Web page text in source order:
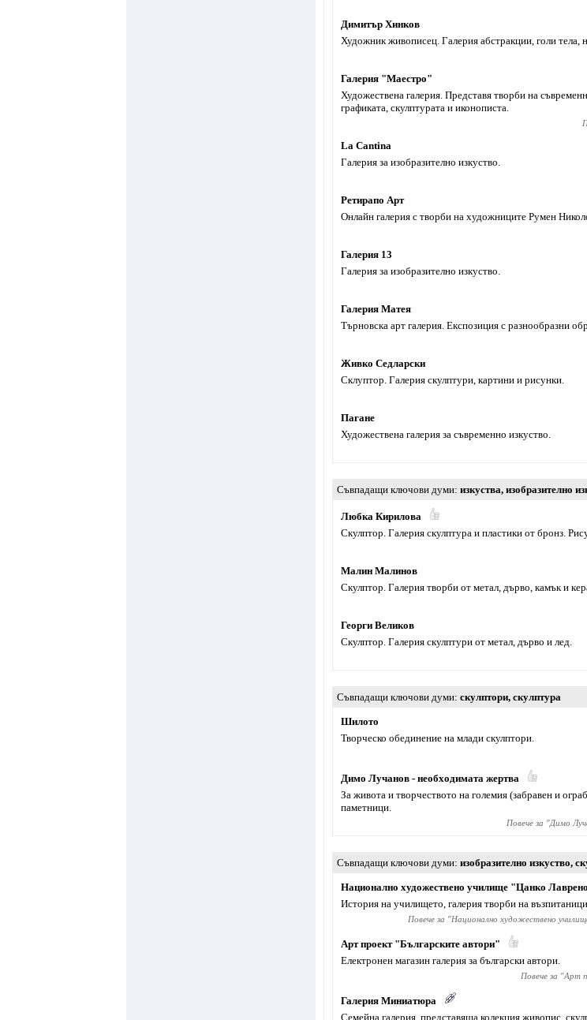
Димитър Хинков
Художник живописец. Галерия абстракции, голи тела,
Галерия "Маестро"
Художествена галерия. Представя творби на
графиката, скулптурата и иконописта.
La Cantina
Галерия за изобразително изкуство.
Ретирапо Арт
Онлайн галерия с творби на художниците Румен
Галерия 13
Галерия за изобразително изкуство.
Галерия Матея
Търновска арт галерия. Експозиция с разнообразни
Живко Седларски
Склуптор. Галерия скулптури, картини и рисунки.
Пагане
Художествена галерия за съвременно изкуство.
Съвпадащи ключови думи изкуства, изобразително
Любка Кирилова
Скулптор. Галерия скулптура и пластики от бронз.
Малин Малинов
Скулптор. Галерия творби от метал, дърво, камък и
Георги Великов
Скулптор. Галерия скулптури от метал, дърво и лед.
Съвпадащи ключови думи скулптори, скулптура
Шилото
Творческо обединение на млади скулптори.
Димо Лучанов - необходимата жертва
За живота и творчеството на големия (забравен и
паметници.
Повече за "Димо
Съвпадащи ключови думи изобразително изкуство,
Национално художествено училище "Цанко
История на училището, галерия творби на
Повече за "Национално художествено
Арт проект "Българските автори"
Електронен магазин галерия за български автори.
Повече за "Арт
Галерия Миниатюра
Семейна галерия, представяща колекция живопис,